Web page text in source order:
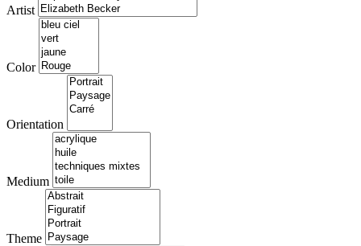
Artist
Color
Orientation
Medium
Theme